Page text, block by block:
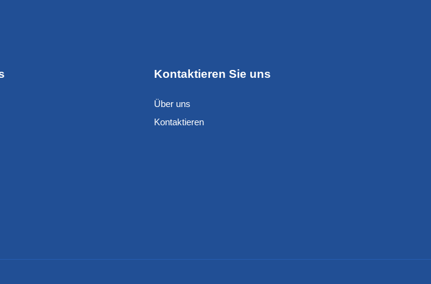
Kontaktieren Sie uns
Über uns
Kontaktieren